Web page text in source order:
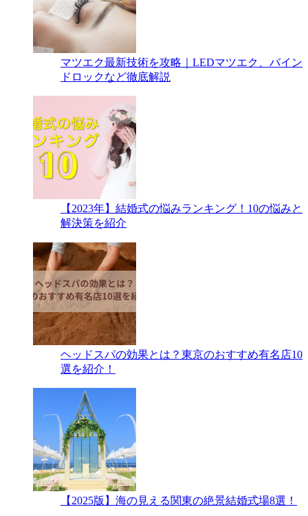
マツエク最新技術を攻略｜LEDマツエク、バイン
ドロックなど徹底解説
【2023年】結婚式の悩みランキング！10の悩みと
解決策を紹介
ヘッドスパの効果とは？東京のおすすめ有名店10
選を紹介！
【2025版】海の見える関東の絶景結婚式場8選！